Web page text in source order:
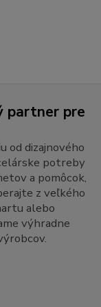
partner pre
od dizajnového
potreby
a pomôcok,
z veľkého
alebo
výhradne